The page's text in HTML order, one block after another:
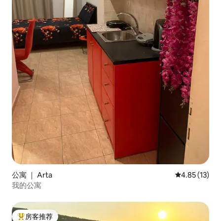
公寓 ｜ Arta 平均评分
4.85 (13)
我的公寓
房客推荐